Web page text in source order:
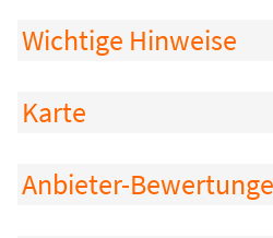
Wichtige Hinweise
Karte
Anbieter-